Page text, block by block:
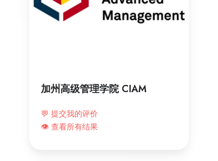
加州高级管理学院 CIAM
💬 提交我的评价
👁️ 查看所有结果